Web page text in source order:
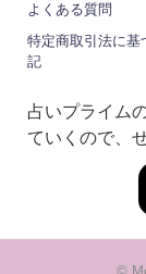
よくある質問
特定商取引法に基
記
占いプライム
ていくので、